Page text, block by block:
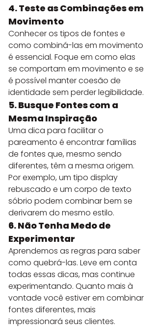
4. Teste as Combinações em
Movimento
Conhecer os tipos de fontes e
como combiná-las em movimento
é essencial. Foque em como elas
se comportam em movimento e se
é possível manter coesão de
identidade sem perder legibilidade.
5. Busque Fontes com a
Mesma Inspiração
Uma dica para facilitar o
pareamento é encontrar famílias
de fontes que, mesmo sendo
diferentes, têm a mesma origem.
Por exemplo, um tipo display
rebuscado e um corpo de texto
sóbrio podem combinar bem se
derivarem do mesmo estilo.
6. Não Tenha Medo de
Experimentar
Aprendemos as regras para saber
como quebrá-las. Leve em conta
todas essas dicas, mas continue
experimentando. Quanto mais à
vontade você estiver em combinar
fontes diferentes, mais
impressionará seus clientes.